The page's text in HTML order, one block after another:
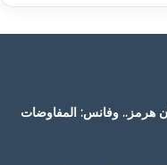
هرمز.. وفانس: المفاوضات